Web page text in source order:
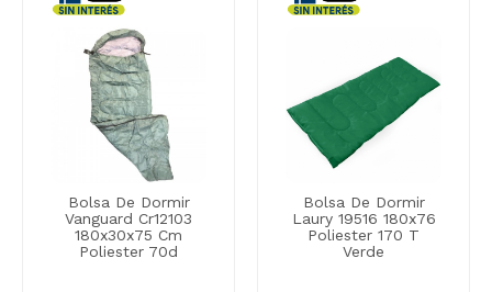
Bolsa De Dormir
Vanguard Cr12103
180x30x75 Cm
Poliester 70d
Bolsa De Dormir
Laury 19516 180x76
Poliester 170 T
Verde